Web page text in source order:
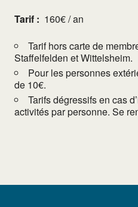
Tarif : 160€ / an
Tarif hors carte de
Staffelfelden et Wittelsheim.
Pour les personnes
de 10€.
Tarifs dégressifs en cas
activités par personne. Se